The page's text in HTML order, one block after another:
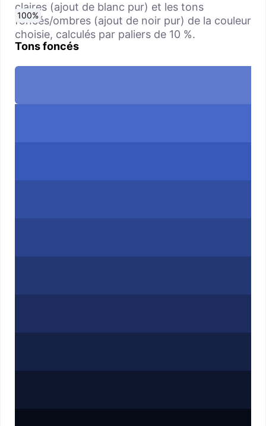
claires (ajout de blanc pur) et les tons
foncés/ombres (ajout de noir pur) de la couleur
choisie, calculés par paliers de 10 %.
Tons foncés
0%
10%
20%
30%
40%
50%
60%
70%
80%
90%
100%